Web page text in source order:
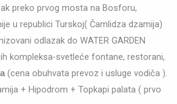
preko prvog mosta na Bosforu,
u republici Turskoj( Čamlidza dzamija)
odlazak do WATER GARDEN
kompleksa-svetleće fontane, restorani,
(cena obuhvata prevoz i usluge vodiča ).
+ Hipodrom + Topkapi palata ( prvo